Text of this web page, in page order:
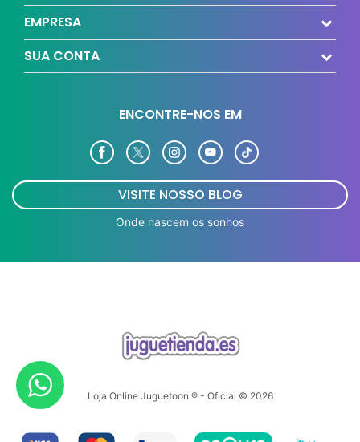
EMPRESA
SUA CONTA
ENCONTRE-NOS EM
VISITE NOSSO BLOG
Onde nascem os sonhos
Loja Online Juguetoon ® - Oficial © 2026